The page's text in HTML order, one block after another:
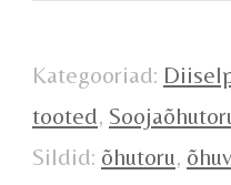
kogus
Kategooriad:
tooted,
Sildid: õhutoru,